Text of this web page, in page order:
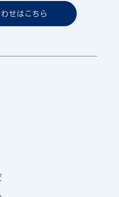
せはこちら